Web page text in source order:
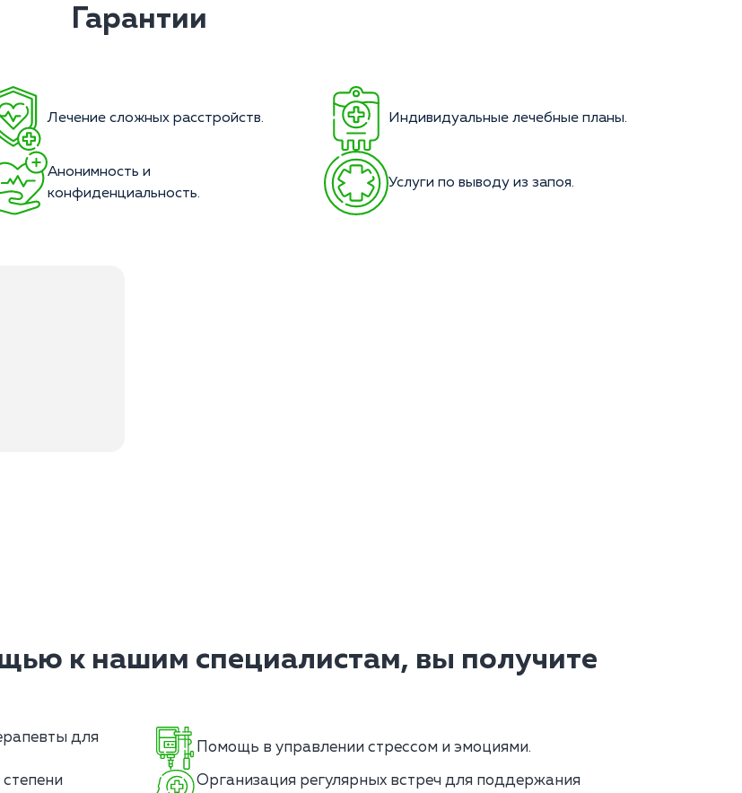
Гарантии
Лечение сложных расстройств. Индивидуальные лечебные планы.
Анонимность и
конфиденциальность.
Услуги по выводу из запоя.
к нашим специалистам, вы получите
для
Помощь в управлении стрессом и эмоциями.
Организация регулярных встреч для поддержания